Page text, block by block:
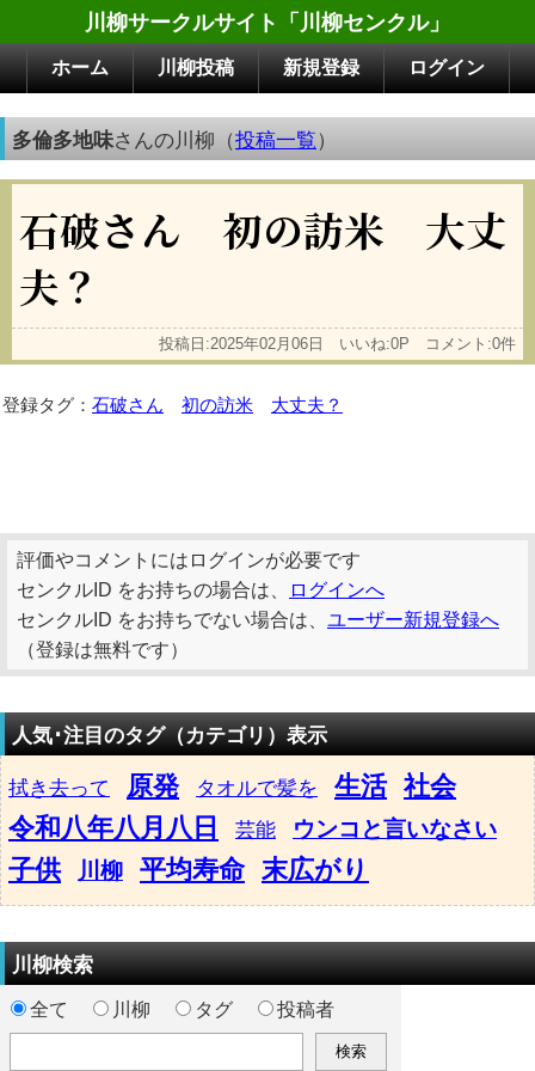
川柳サークルサイト「川柳センクル」
ホーム 川柳投稿 新規登録 ログイン
多倫多地味さんの川柳（投稿一覧）
石破さん 初の訪米 大丈
夫？
投稿日:2025年02月06日 いいね:0P コメント:0件
登録タグ： 石破さん 初の訪米 大丈夫？
評価やコメントにはログインが必要です
センクルID をお持ちの場合は、
ログインへ
センクルID をお持ちでない場合は、 ユーザー新規登録へ
（登録は無料です）
人気･注目のタグ（カテゴリ）表示
拭き去って 原発 タオルで髪を 生活 社会
令和八年八月八日
芸能 ウンコと言いなさい
子供 川柳 平均寿命 末広がり
川柳検索
全て 川柳 タグ 投稿者